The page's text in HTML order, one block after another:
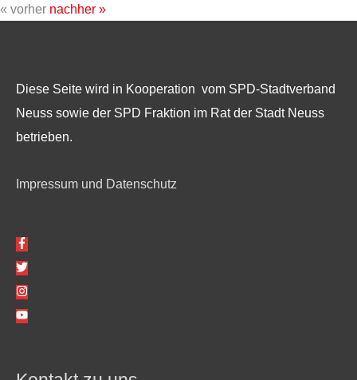
« vorher nachher »
Diese Seite wird in Kooperation vom SPD-Stadtverband
Neuss sowie der SPD Fraktion im Rat der Stadt Neuss
betrieben.
Impressum und Datenschutz